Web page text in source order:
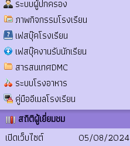
ระบบผู้ปกครอง
ภาพกิจกรรมโรงเรียน
เฟสบุ๊คโรงเรียน
เฟสบุ๊คงานรับนักเรียน
สารสนเทศDMC
ระบบโรงอาหาร
คู่มืออีเมลโรงเรียน
สถิติผู้เยี่ยมชม
เปิดเว็บไซต์
05/08/2024